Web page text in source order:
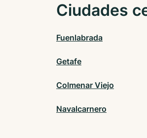
Ciudades
Fuenlabrada
Getafe
Colmenar Viejo
Navalcarnero